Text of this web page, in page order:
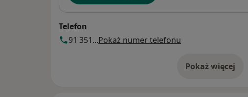
Telefon
91 351...Pokaż numer telefonu
Pokaż więcej
o adresie